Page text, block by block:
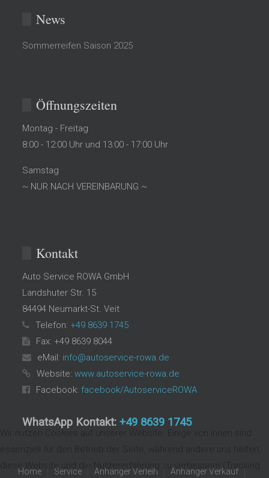
News
Sommerreifen Saison 2025
Öffnungszeiten
Montag - Freitag
8:00 - 12:00 Uhr und 13:00 - 17:00 Uhr
Samstag
~ NUR NACH VEREINBARUNG ~
Kontakt
Auto Service ROWA GmbH
Landshuter Str. 15
84494 Neumarkt-St. Veit
Telefon: +49 8639 1745
Fax: +49 8639 8044
eMail: info@autoservice-rowa.de
Website: www.autoservice-rowa.de
Facebook: facebook/AutoserviceROWA
WhatsApp Kontakt: +49 8639 1745
Home Service Anhänger Verleih Anhänger Verkauf
diese Website und die Nutzererfahrung zu verbessern (Tracking